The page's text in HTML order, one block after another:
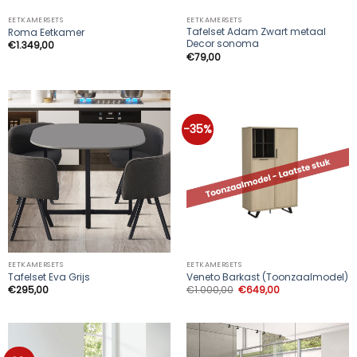
EETKAMERSETS
Roma Eetkamer
€1.349,00
EETKAMERSETS
Tafelset Adam Zwart metaal
Decor sonoma
€79,00
EETKAMERSETS
Tafelset Eva Grijs
€295,00
-35%
EETKAMERSETS
Veneto Barkast (Toonzaalmodel)
€1.000,00 Oorspronkelijke
prijs
€649,00Huidige